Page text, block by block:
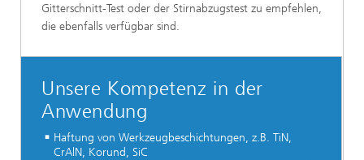
Gitterschnitt-Test oder der Stirnabzugstest zu empfehlen,
die ebenfalls verfügbar sind.
Unsere Kompetenz in der
Anwendung
Haftung von Werkzeugbeschichtungen, z.B. TiN,
CrAlN, Korund, SiC